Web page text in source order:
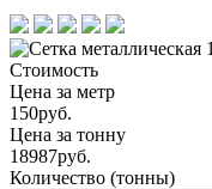
Стоимость
Цена за метр
150руб.
Цена за тонну
18987руб.
Количество (тонны)